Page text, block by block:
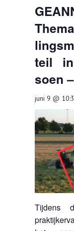
PUBLICATIES
TOOLS
AGENDA
OVER LCV
CONTACT
teil
soen
juni 9 @
Tijdens